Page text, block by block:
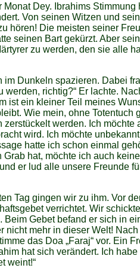
Monat Dey. Ibrahims
Von seinen Witzen und
hören! Die meisten seiner
seinen Bart gekürzt. Aber
zu werden, den sie alle
im Dunkeln spazieren. Dabei
werden, richtig?“ Er lachte.
ist ein kleiner Teil meines
Wie mein, ohne Totentuch
zerstückelt werden. Ich
wird. Ich möchte
hatte ich schon einmal
Grab hat, möchte ich auch
er lud alle unsere Freunde
Tag gingen wir zu ihm. Vor
verrichtet. Wir
Beim Gebet befand er sich in
nicht mehr in dieser Welt!
das Doa „Faraj“ vor. Ein
hat sich verändert. Ich
weint!“